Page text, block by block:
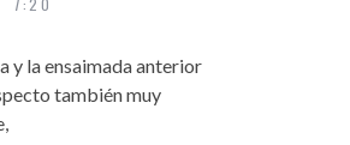
7:20
y la ensaimada anterior
también muy